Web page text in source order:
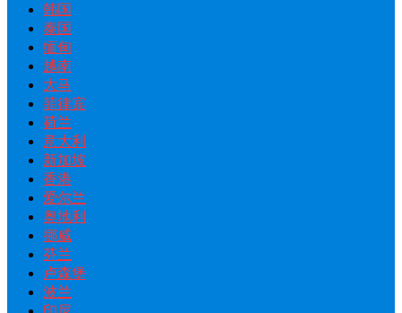
韩国
泰国
缅甸
越南
大马
菲律宾
荷兰
意大利
新加坡
香港
爱尔兰
奥地利
挪威
芬兰
卢森堡
波兰